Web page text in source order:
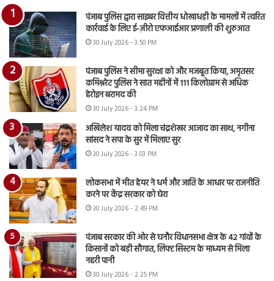
पंजाब पुलिस द्वारा साइबर वित्तीय धोखाधड़ी के मामलों में त्वरित
कार्रवाई के लिए ई-ज़ीरो एफआईआर प्रणाली की शुरुआत
30 July 2026 - 3:50 PM
पंजाब पुलिस ने सीमा सुरक्षा को और मजबूत किया, अमृतसर
कमिश्नरेट पुलिस ने सात महीनों में 111 किलोग्राम से अधिक
हेरोइन बरामद की
30 July 2026 - 3:24 PM
अखिलेश यादव को मिला चंद्रशेखर आजाद का साथ, नगीना
सांसद ने सपा के सुर में मिलाए सुर
30 July 2026 - 3:03 PM
लोकसभा में मीत हेयर ने धर्म और जाति के आधार पर राजनीति
करने पर केंद्र सरकार को घेरा
30 July 2026 - 2:49 PM
पंजाब सरकार की ओर से घनौर विधानसभा क्षेत्र के 42 गांवों के
किसानों को बड़ी सौगात, लिफ्ट सिस्टम के माध्यम से मिला
नहरी पानी
30 July 2026 - 2:25 PM